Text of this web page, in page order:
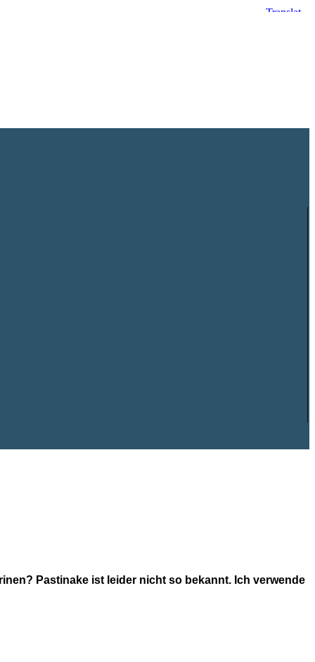
Pastinake ist leider nicht so bekannt. Ich verwende